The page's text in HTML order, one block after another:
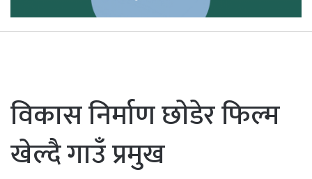
विकास निर्माण छाेडेर फिल्म
खेल्दै गाउँ प्रमुख